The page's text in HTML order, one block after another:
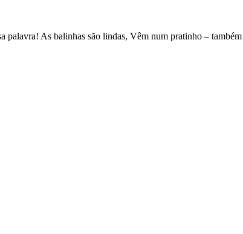
As balinhas são lindas, Vêm num pratinho – também